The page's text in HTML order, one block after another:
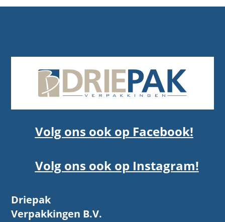
Volg ons ook op Facebook!
Volg ons ook op Instagram!
Driepak
Verpakkingen B.V.